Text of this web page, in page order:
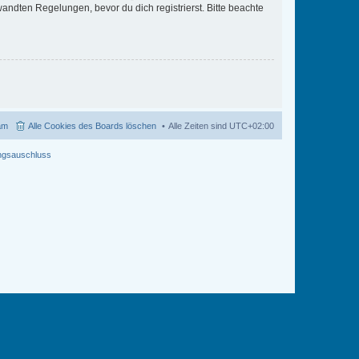
Regelungen, bevor du dich registrierst. Bitte beachte
Alle Zeiten sind UTC+02:00
Alle Cookies des Boards löschen